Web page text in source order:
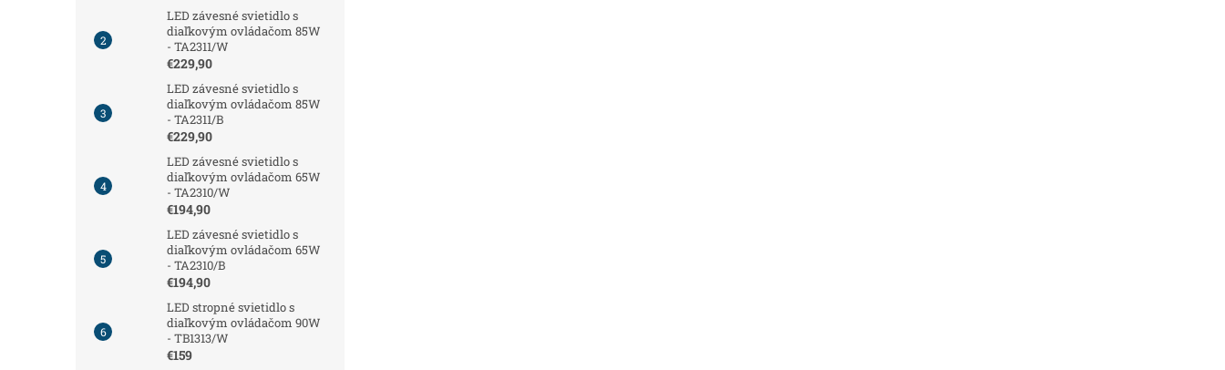
LED závesné svietidlo s
diaľkovým ovládačom 85W
- TA2311/W
€229,90
LED závesné svietidlo s
diaľkovým ovládačom 85W
- TA2311/B
€229,90
LED závesné svietidlo s
diaľkovým ovládačom 65W
- TA2310/W
€194,90
LED závesné svietidlo s
diaľkovým ovládačom 65W
- TA2310/B
€194,90
LED stropné svietidlo s
diaľkovým ovládačom 90W
- TB1313/W
€159